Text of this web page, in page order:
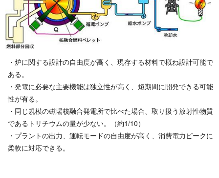
・炉に関する設計の自由度が高く、現存する材料で概ね設計可能で
ある。
・発電に必要な主要機能は独立性が高く、短期間に開発できる可能
性が有る。
・同じ規模の磁場核融合発電所で比べた場合、取り扱う放射性物質
であるトリチウムの量が少ない。（約1/10）
・プラントの出力、運転モードの自由度が高く、消費電力ピークに
柔軟に対応できる。